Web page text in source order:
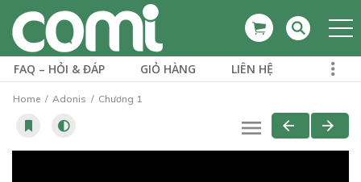
FAQ – HỎI & ĐÁP GIỎ HÀNG LIÊN HỆ
Home Adonis Chương 1